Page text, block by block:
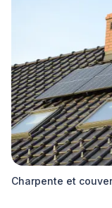
Charpente et